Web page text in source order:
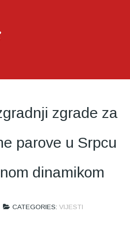
zgrade za
parove u Srpcu
dinamikom
CATEGORIES: VIJESTI